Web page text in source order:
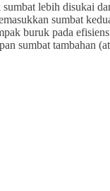
lebih disukai
sumbat
buruk pada
sumbat tambahan